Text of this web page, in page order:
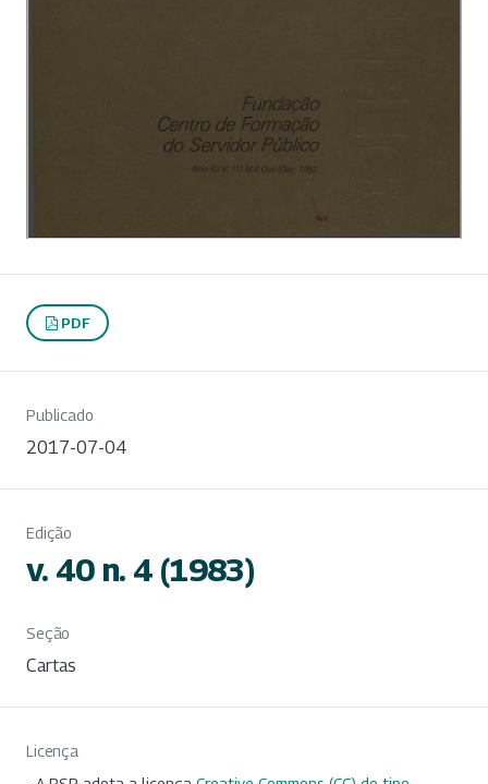
PDF
Publicado
2017-07-04
Edição
v. 40 n. 4 (1983)
Seção
Cartas
Licença